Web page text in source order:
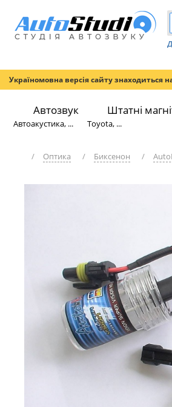
Україномовна версія сайту знаходиться
Автозвук
Автоакустика, ...
Штатні
Toyota, ...
/ Оптика / Биксенон /